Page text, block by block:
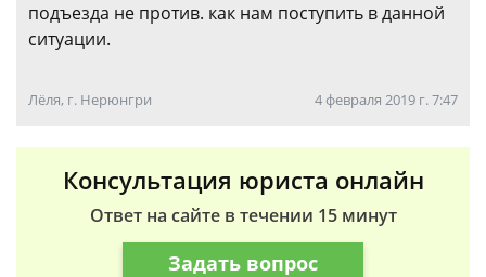
подъезда не против. как нам поступить в данной
ситуации.
Лёля, г. Нерюнгри 4 февраля 2019 г. 7:47
Консультация юриста онлайн
Ответ на сайте в течении 15 минут
Задать вопрос